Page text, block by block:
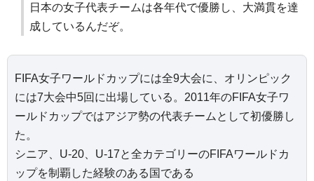
日本の女子代表チームは各年代で優勝し、大満貫を達
成しているんだぞ。
FIFA女子ワールドカップには全9大会に、オリンピック
には7大会中5回に出場している。2011年のFIFA女子ワ
ールドカップではアジア勢の代表チームとして初優勝し
た。
シニア、U-20、U-17と全カテゴリーのFIFAワールドカ
ップを制覇した経験のある国である